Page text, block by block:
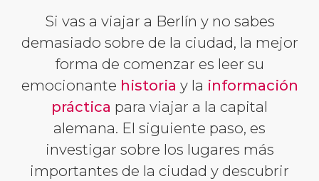
Si vas a viajar a Berlín y no sabes
demasiado sobre de la ciudad, la mejor
forma de comenzar es leer su
emocionante historia y la información
práctica para viajar a la capital
alemana. El siguiente paso, es
investigar sobre los lugares más
importantes de la ciudad y descubrir